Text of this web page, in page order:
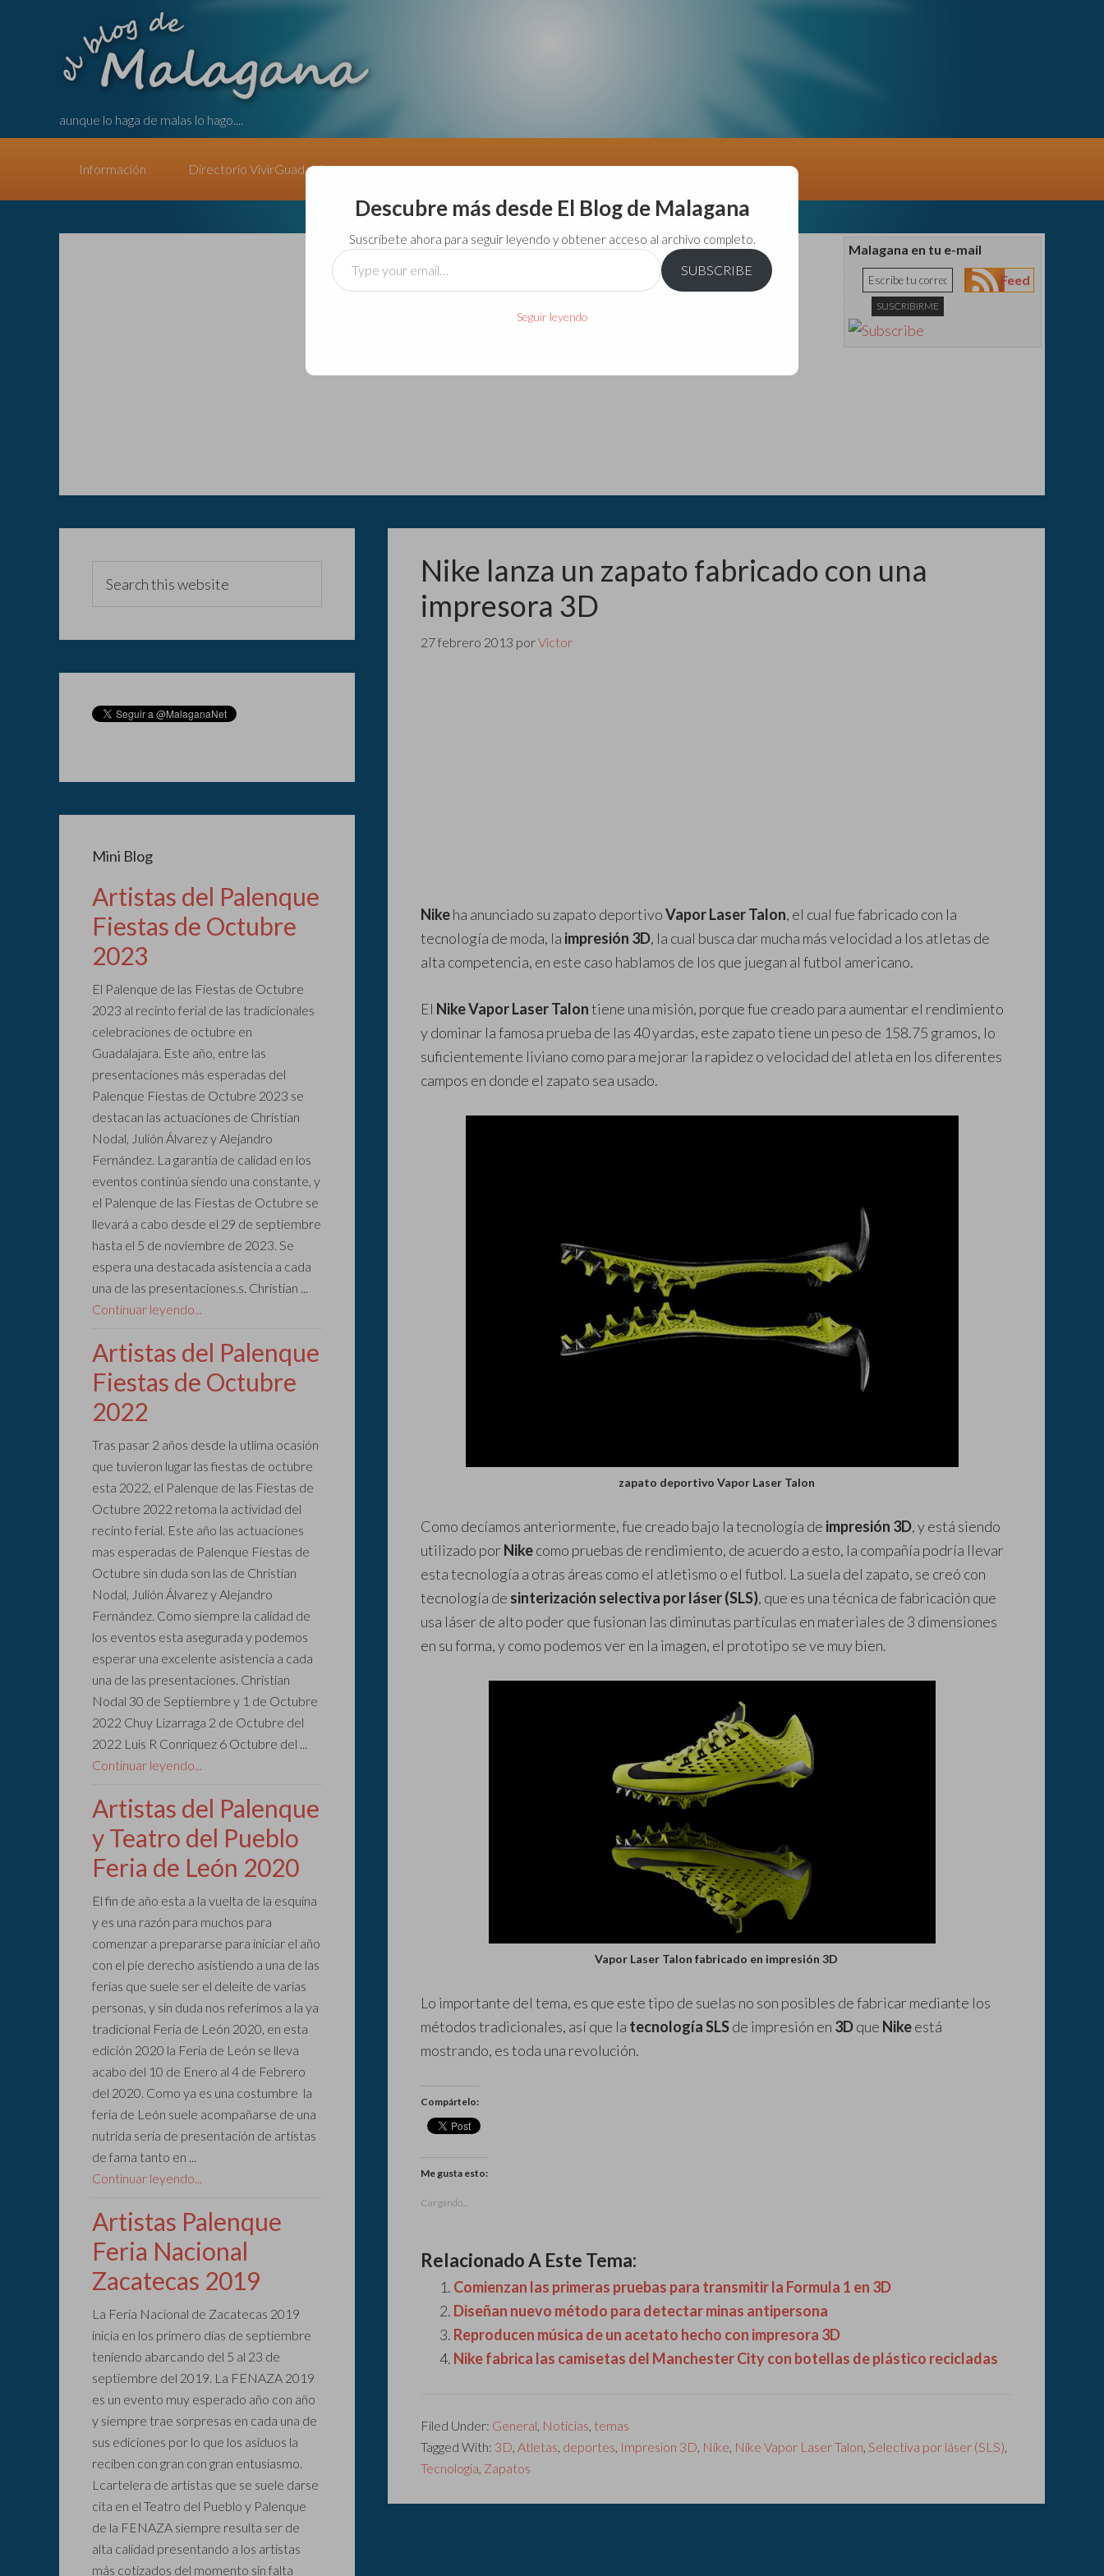
aunque lo haga de malas lo hago....
Información Directorio VivirGuadalajara
Malagana en tu e-mail
Feed
Nike lanza un zapato fabricado con una
impresora 3D
27 febrero 2013 porVictor
Nikeha anunciado su zapato deportivoVapor Laser Talon, el cual fue fabricado con la
tecnología de moda, la impresión 3D, la cual busca dar mucha más velocidad a los atletas de
alta competencia, en este caso hablamos de los que juegan al futbol americano.
El Nike Vapor Laser Talontiene una misión, porque fue creado para aumentar el rendimiento
y dominar la famosa prueba de las 40 yardas, este zapato tiene un peso de 158.75 gramos, lo
suficientemente liviano como para mejorar la rapidez o velocidad del atleta en los diferentes
campos en donde el zapato sea usado.
zapato deportivo Vapor Laser Talon
Como decíamos anteriormente, fue creado bajo la tecnología de impresión 3D, y está siendo
utilizado porNikecomo pruebas de rendimiento, de acuerdo a esto, la compañía podría llevar
esta tecnología a otras áreas como el atletismo o el futbol. La suela del zapato, se creó con
tecnología de sinterización selectiva por láser (SLS), que es una técnica de fabricación que
usa láser de alto poder que fusionan las diminutas partículas en materiales de 3 dimensiones
en su forma, y como podemos ver en la imagen, el prototipo se ve muy bien.
Vapor Laser Talon fabricado en impresión 3D
Lo importante del tema, es que este tipo de suelas no son posibles de fabricar mediante los
métodos tradicionales, así que la tecnología SLSde impresión en 3Dque Nikeestá
mostrando, es toda una revolución.
Compártelo:
Me gusta esto:
Cargando...
Relacionado A Este Tema:
Comienzan las primeras pruebas para transmitir la Formula 1 en 3D
Diseñan nuevo método para detectar minas antipersona
Reproducen música de un acetato hecho con impresora 3D
Nike fabrica las camisetas del Manchester City con botellas de plástico recicladas
Filed Under: General, Noticias, temas
Tagged With: 3D, Atletas, deportes, Impresion 3D, Nike, Nike Vapor Laser Talon, Selectiva por láser (SLS),
Tecnologia, Zapatos
Mini Blog
Artistas del Palenque
Fiestas de Octubre
2023
El Palenque de las Fiestas de Octubre
2023 al recinto ferial de las tradicionales
celebraciones de octubre en
Guadalajara. Este año, entre las
presentaciones más esperadas del
Palenque Fiestas de Octubre 2023 se
destacan las actuaciones de Christian
Nodal, Julión Álvarez y Alejandro
Fernández. La garantía de calidad en los
eventos continúa siendo una constante, y
el Palenque de las Fiestas de Octubre se
llevará a cabo desde el 29 de septiembre
hasta el 5 de noviembre de 2023. Se
espera una destacada asistencia a cada
una de las presentaciones.s. Christian ...
Continuar leyendo...
Artistas del Palenque
Fiestas de Octubre
2022
Tras pasar 2 años desde la utlima ocasión
que tuvieron lugar las fiestas de octubre
esta 2022, el Palenque de las Fiestas de
Octubre 2022 retoma la actividad del
recinto ferial. Este año las actuaciones
mas esperadas de Palenque Fiestas de
Octubre sin duda son las de Christian
Nodal, Julión Álvarez y Alejandro
Fernández. Como siempre la calidad de
los eventos esta asegurada y podemos
esperar una excelente asistencia a cada
una de las presentaciones. Christian
Nodal 30 de Septiembre y 1 de Octubre
2022 Chuy Lizarraga 2 de Octubre del
2022 Luis R Conriquez 6 Octubre del ...
Continuar leyendo...
Artistas del Palenque
y Teatro del Pueblo
Feria de León 2020
El fin de año esta a la vuelta de la esquina
y es una razón para muchos para
comenzar a prepararse para iniciar el año
con el pie derecho asistiendo a una de las
ferias que suele ser el deleite de varias
personas, y sin duda nos referimos a la ya
tradicional Feria de León 2020, en esta
edición 2020 la Feria de León se lleva
acabo del 10 de Enero al 4 de Febrero
del 2020. Como ya es una costumbre la
feria de León suele acompañarse de una
nutrida seria de presentación de artistas
de fama tanto en ...
Continuar leyendo...
Artistas Palenque
Feria Nacional
Zacatecas 2019
La Feria Nacional de Zacatecas 2019
inicia en los primero días de septiembre
teniendo abarcando del 5 al 23 de
septiembre del 2019. La FENAZA 2019
es un evento muy esperado año con año
y siempre trae sorpresas en cada una de
sus ediciones por lo que los asiduos la
reciben con gran con gran entusiasmo.
Lcartelera de artistas que se suele darse
cita en el Teatro del Pueblo y Palenque
de la FENAZA siempre resulta ser de
alta calidad presentando a los artistas
más cotizados del momento sin falta
Descubre más desde El Blog de Malagana
Suscríbete ahora para seguir leyendo y obtener acceso al archivo completo.
Type
your
SUBSCRIBE
Seguir leyendo